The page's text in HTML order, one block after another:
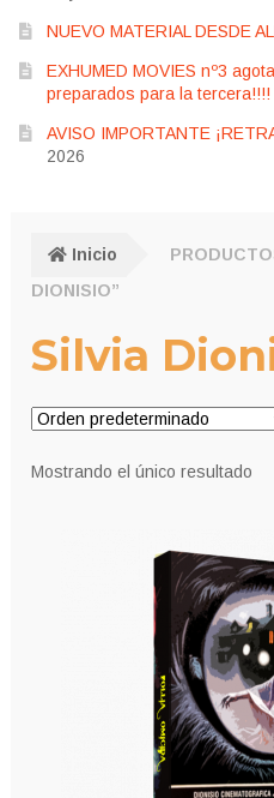
NUEVO MATERIAL DESDE
EXHUMED MOVIES nº3
preparados para la tercera!!!!
AVISO IMPORTANTE
2026
Inicio
DIONISIO”
Silvia
Mostrando el único resultado